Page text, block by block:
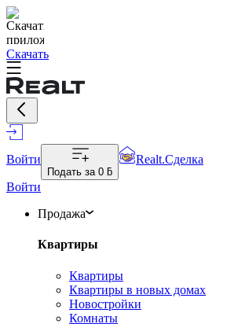
Скачать
Войти
Подать за 0 ƃ
Realt.Сделка
Войти
Продажа
Квартиры
Квартиры
Квартиры в новых домах
Новостройки
Комнаты